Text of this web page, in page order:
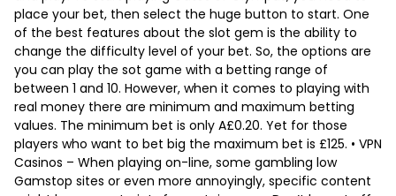
place your bet, then select the huge button to start. One
of the best features about the slot gem is the ability to
change the difficulty level of your bet. So, the options are
you can play the sot game with a betting range of
between 1 and 10. However, when it comes to playing with
real money there are minimum and maximum betting
values. The minimum bet is only A£0.20. Yet for those
players who want to bet big the maximum bet is £125. • VPN
Casinos – When playing on-line, some gambling low
Gamstop sites or even more annoyingly, specific content